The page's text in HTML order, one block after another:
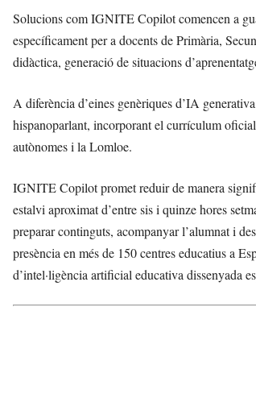
Solucions com IGNITE Copilot comencen a
específicament per a docents de Primària,
didàctica, generació de situacions
A diferència d’eines genèriques d’IA
hispanoparlant, incorporant el currículum
autònomes i la Lomloe.
IGNITE Copilot promet reduir de manera
estalvi aproximat d’entre sis i quinze hores
preparar continguts, acompanyar l’alumnat i
presència en més de 150 centres educatius a
d’intel·ligència artificial educativa dissenyada